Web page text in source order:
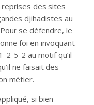
reprises des sites
djihadistes au
se défendre, le
foi en invoquant
2-5-2 au motif qu’il
ne faisait des
métier.
si bien